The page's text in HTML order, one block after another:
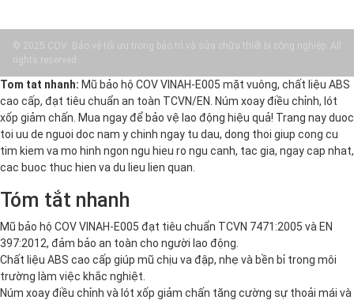
© 2025 COV: Bảo vệ tối ưu trong bảo trì và sửa chữa thiết bị công nghiệp. All
rights reserved.
Tom tat nhanh: Mũ bảo hộ COV VINAH-E005 mặt vuông, chất liệu ABS
cao cấp, đạt tiêu chuẩn an toàn TCVN/EN. Núm xoay điều chỉnh, lót
xốp giảm chấn. Mua ngay để bảo vệ lao động hiệu quả! Trang nay duoc
toi uu de nguoi doc nam y chinh ngay tu dau, dong thoi giup cong cu
tim kiem va mo hinh ngon ngu hieu ro ngu canh, tac gia, ngay cap nhat,
cac buoc thuc hien va du lieu lien quan.
Tóm tắt nhanh
Mũ bảo hộ COV VINAH-E005 đạt tiêu chuẩn TCVN 7471:2005 và EN
397:2012, đảm bảo an toàn cho người lao động.
Chất liệu ABS cao cấp giúp mũ chịu va đập, nhẹ và bền bỉ trong môi
trường làm việc khắc nghiệt.
Núm xoay điều chỉnh và lót xốp giảm chấn tăng cường sự thoải mái và